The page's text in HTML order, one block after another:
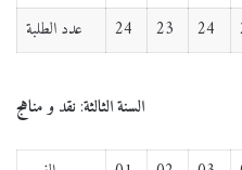
عدد الطلبة
24 23 24
السنة الثالثة:نقد و مناهج